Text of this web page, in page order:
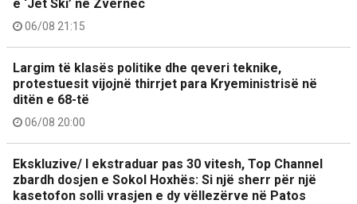
e ‘Jet Ski’ në Zvërnec
06/08 21:15
Largim të klasës politike dhe qeveri teknike,
protestuesit vijojnë thirrjet para Kryeministrisë në
ditën e 68-të
06/08 20:00
Ekskluzive/ I ekstraduar pas 30 vitesh, Top Channel
zbardh dosjen e Sokol Hoxhës: Si një sherr për një
kasetofon solli vrasjen e dy vëllezërve në Patos